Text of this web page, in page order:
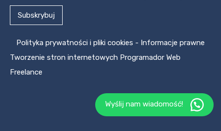
Wyślij nam wiadomość!
Subskrybuj
Polityka prywatności i pliki cookies - Informacje prawne
Tworzenie stron internetowych Programador Web
Freelance